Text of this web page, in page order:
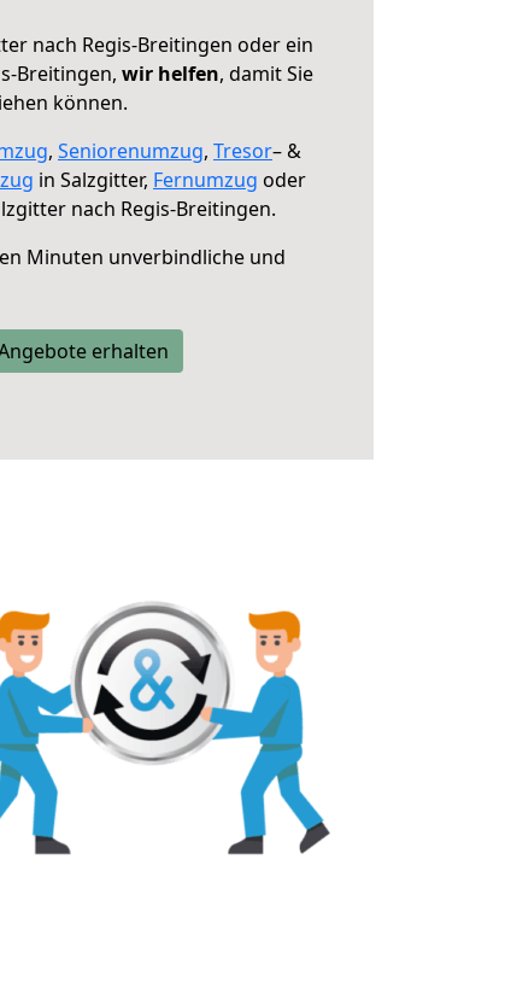
nach Regis-Breitingen oder ein
Breitingen, wir helfen, damit Sie
können.
, Seniorenumzug, Tresor– &
in Salzgitter, Fernumzug oder
nach Regis-Breitingen.
Minuten unverbindliche und
erhalten